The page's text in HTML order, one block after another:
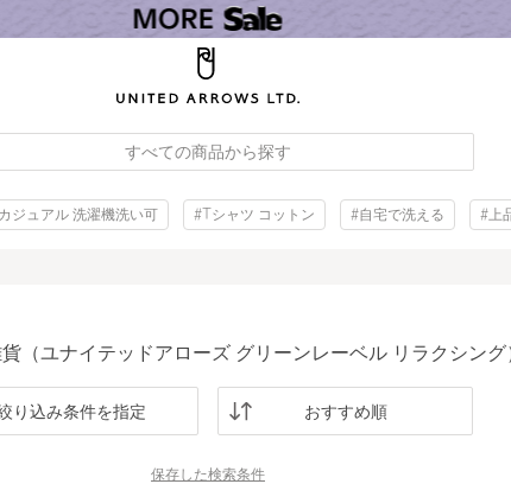
すべての商品から探す
ジュアル 洗濯機洗い可 #Tシャツ コットン #自宅で洗える #上
（ユナイテッドアローズ グリーンレーベル リラクシング
り込み条件を指定 おすすめ順
保存した検索条件